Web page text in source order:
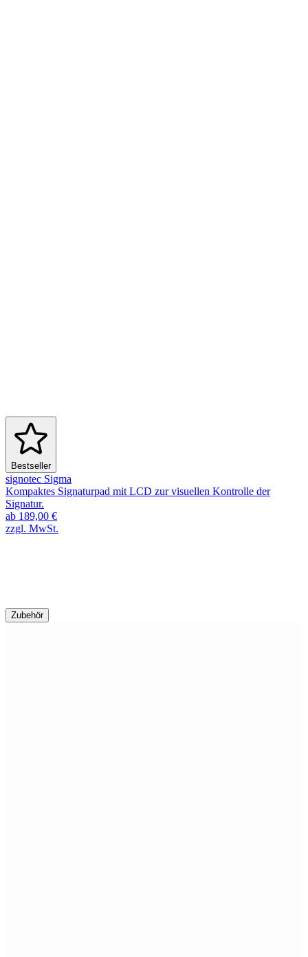
Bestseller
signotec Sigma
Kompaktes Signaturpad mit LCD zur visuellen Kontrolle der
Signatur.
ab 189,00 €
zzgl. MwSt.
Entdecken Sie weiteres Zubehör
Zubehör